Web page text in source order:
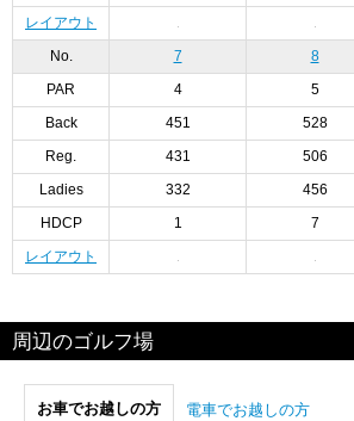
レイアウト
No. 7 8
PAR 4 5
Back 451 528
Reg. 431 506
Ladies 332 456
HDCP 1 7
レイアウト
周辺のゴルフ場
お車でお越しの方 電車でお越しの方